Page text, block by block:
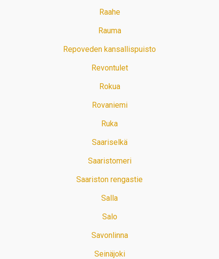
Raahe
Rauma
Repoveden kansallispuisto
Revontulet
Rokua
Rovaniemi
Ruka
Saariselkä
Saaristomeri
Saariston rengastie
Salla
Salo
Savonlinna
Seinäjoki